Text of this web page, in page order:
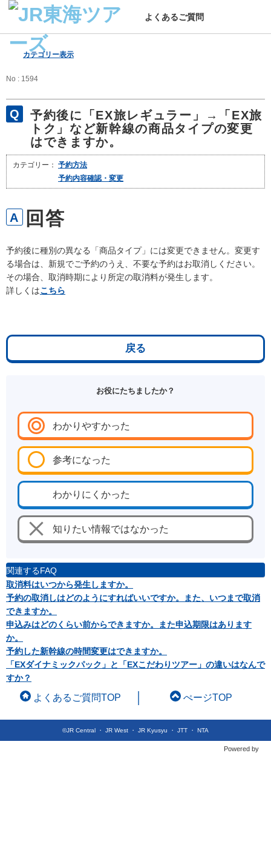
よくあるご質問
カテゴリー表示
No : 1594
予約後に「EX旅レギュラー」→「EX旅
トク」など新幹線の商品タイプの変更
はできますか。
カテゴリー： 予約方法
予約内容確認・変更
予約後に種別の異なる「商品タイプ」には変更できません。変更す
る場合は、新規でご予約のうえ、不要な予約はお取消しください。
その場合、取消時期により所定の取消料が発生します。
詳しくはこちら
戻る
お役にたちましたか？
わかりやすかった
参考になった
わかりにくかった
知りたい情報ではなかった
関連するFAQ
取消料はいつから発生しますか。
予約の取消しはどのようにすればいいですか。また、いつまで取消
できますか。
申込みはどのくらい前からできますか。また申込期限はあります
か。
予約した新幹線の時間変更はできますか。
「EXダイナミックパック」と「EXこだわりツアー」の違いはなんで
すか？
©JR Central ・ JR West ・ JR Kyusyu ・ JTT ・ NTA
Powered by
よくあるご質問TOP ぺージTOP